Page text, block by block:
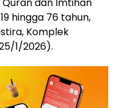
hingga 76 tahun,
Komplek
1/2026).